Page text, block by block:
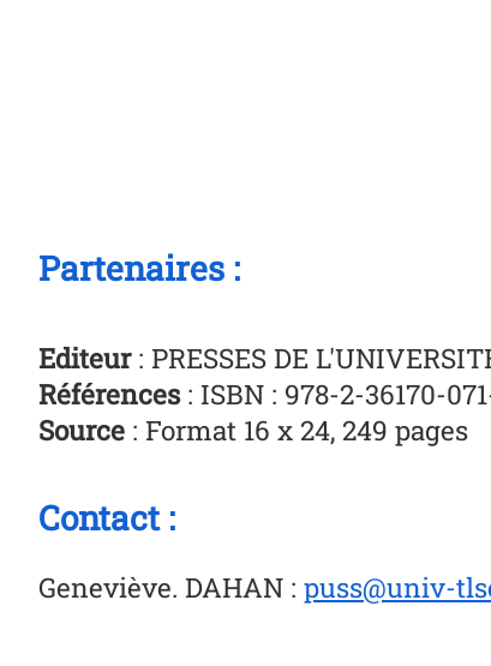
Partenaires :
Editeur: PRESSES DE
Références: ISBN : 978-2-36170-
Source : Format 16 x 24, 249 pages
Contact :
Geneviève. DAHAN : puss@univ-